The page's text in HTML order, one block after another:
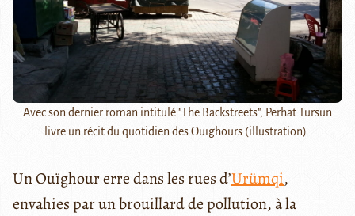
Avec son dernier roman intitulé "The Backstreets", Perhat Tursun
livre un récit du quotidien des Ouïghours (illustration).
Un Ouïghour erre dans les rues d’Urümqi,
envahies par un brouillard de pollution, à la